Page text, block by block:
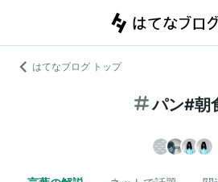
はてなブログ トップ
パン#朝